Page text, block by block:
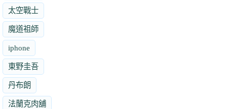
太空戰士
魔道祖師
iphone
東野圭吾
丹布朗
法蘭克肉舖